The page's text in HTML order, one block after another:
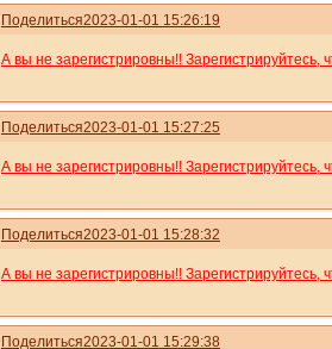
Поделиться2023-01-01 15:26:19
А вы не зарегистрировны!! Зарегистрируйтесь,
Поделиться2023-01-01 15:27:25
А вы не зарегистрировны!! Зарегистрируйтесь,
Поделиться2023-01-01 15:28:32
А вы не зарегистрировны!! Зарегистрируйтесь,
Поделиться2023-01-01 15:29:38